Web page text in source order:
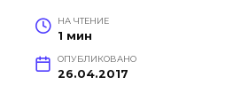
НА ЧТЕНИЕ
1 мин
ОПУБЛИКОВАНО
26.04.2017